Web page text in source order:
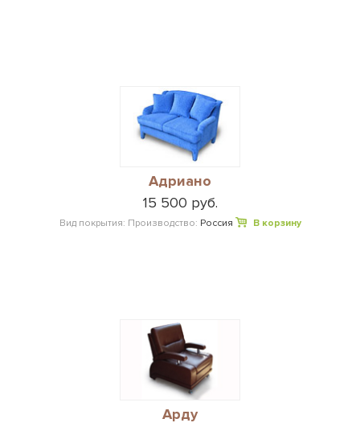
Адриано
15 500 руб.
Вид покрытия: Производство: Россия В корзину
Арду